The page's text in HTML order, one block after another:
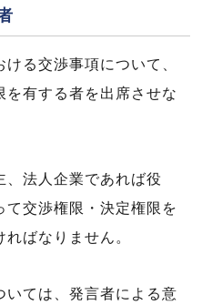
る交渉事項について、
を有する者を出席させな
、法人企業であれば役
て交渉権限・決定権限を
ばなりません。
いては、発言者による意